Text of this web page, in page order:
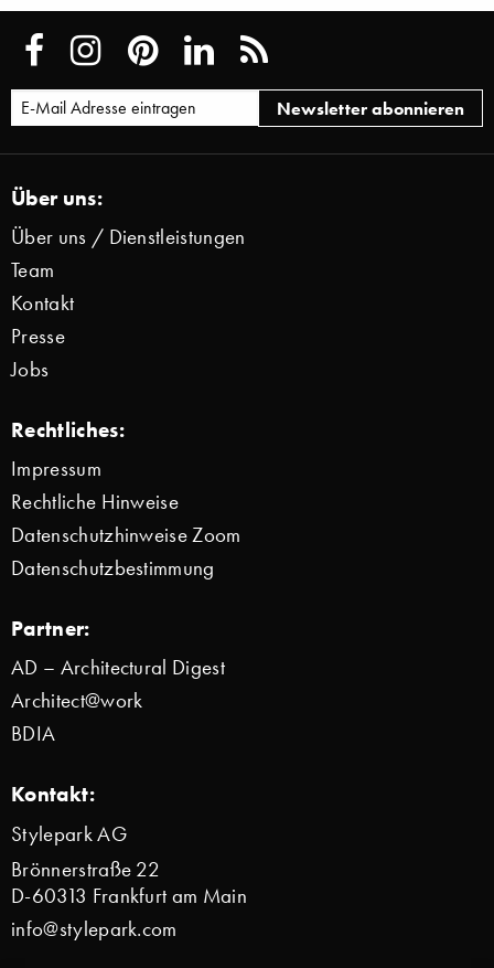
Über uns:
Über uns / Dienstleistungen
Team
Kontakt
Presse
Jobs
Rechtliches:
Impressum
Rechtliche Hinweise
Datenschutzhinweise Zoom
Datenschutzbestimmung
Partner:
AD – Architectural Digest
Architect@work
BDIA
Kontakt:
Stylepark AG
Brönnerstraße 22
D-60313 Frankfurt am Main
info@stylepark.com